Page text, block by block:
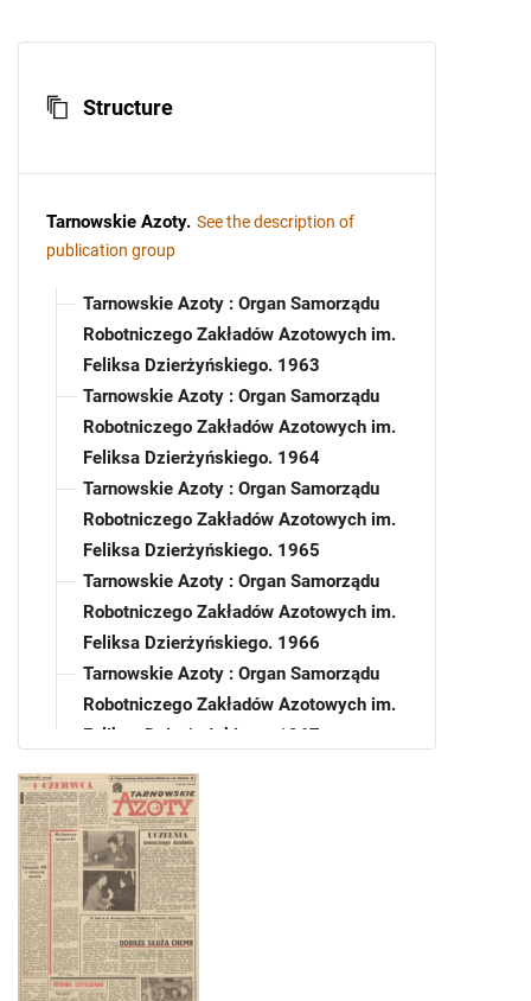
Structure
Tarnowskie Azoty. See the description of
publication group
Tarnowskie Azoty : Organ Samorządu
Robotniczego Zakładów Azotowych im.
Feliksa Dzierżyńskiego. 1963
Tarnowskie Azoty : Organ Samorządu
Robotniczego Zakładów Azotowych im.
Feliksa Dzierżyńskiego. 1964
Tarnowskie Azoty : Organ Samorządu
Robotniczego Zakładów Azotowych im.
Feliksa Dzierżyńskiego. 1965
Tarnowskie Azoty : Organ Samorządu
Robotniczego Zakładów Azotowych im.
Feliksa Dzierżyńskiego. 1966
Tarnowskie Azoty : Organ Samorządu
Robotniczego Zakładów Azotowych im.
Feliksa Dzierżyńskiego. 1967
Robotniczego Zakładów Azotowych im.
Feliksa Dzierżyńskiego. 1968
Tarnowskie Azoty : Organ Samorządu
Robotniczego Zakładów Azotowych im.
Feliksa Dzierżyńskiego. 1969
Tarnowskie Azoty : Organ Samorządu
Robotniczego Zakładów Azotowych im.